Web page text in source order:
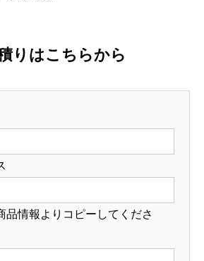
入
ジ
ナ
ル
りはこちらから
品情報よりコピーしてくださ